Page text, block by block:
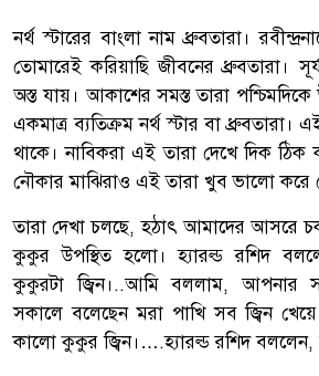
নর্থ স্টারের বাংলা নাম ধ্রুবতারা।
তোমারেই করিয়াছি জীবনের ধ্রুবতারা।
অস্ত যায়। আকাশের সমস্ত তারা পশ্চিমদিকে
একমাত্র ব্যতিক্রম নর্থ স্টার বা ধ্রুবতারা।
থাকে। নাবিকরা এই তারা দেখে দিক
নৌকার মাঝিরাও এই তারা খুব ভালো করে
তারা দেখা চলছে, হঠাৎ আমাদের আসরে
কুকুর উপস্থিত হলো। হ্যারল্ড রশিদ
কুকুরটা জ্বিন।..আমি বললাম, আপনার
সকালে বলেছেন মরা পাখি সব জ্বিন
কালো কুকুর জ্বিন।….হ্যারল্ড রশিদ